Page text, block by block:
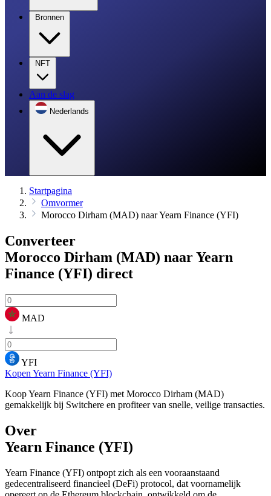
Bronnen
NFT
Aan de slag
Nederlands
Startpagina
Omvormer
Morocco Dirham (MAD) naar Yearn Finance (YFI)
Converteer
Morocco Dirham (MAD) naar Yearn
Finance (YFI) direct
MAD
YFI
Kopen Yearn Finance (YFI)
Koop Yearn Finance (YFI) met Morocco Dirham (MAD)
gemakkelijk bij Switchere en profiteer van snelle, veilige transacties.
Over
Yearn Finance (YFI)
Yearn Finance (YFI) ontpopt zich als een vooraanstaand
gedecentraliseerd financieel (DeFi) protocol, dat voornamelijk